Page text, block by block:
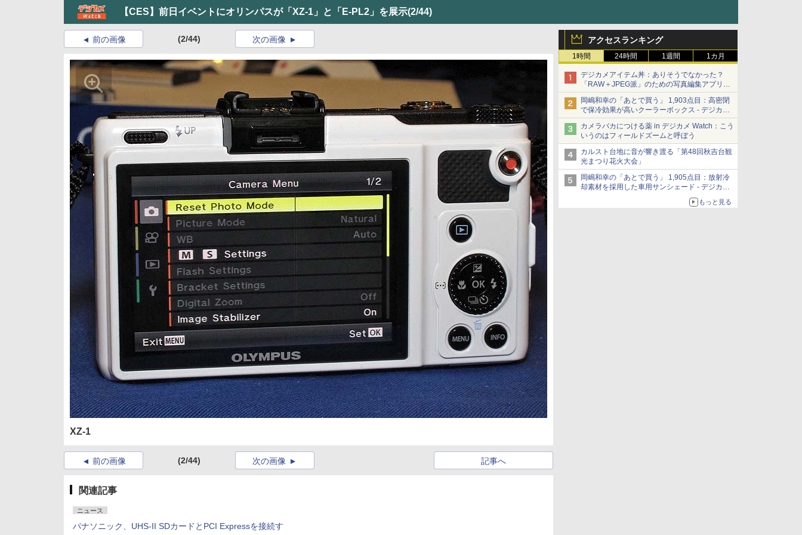
【CES】前日イベントにオリンパスが「XZ-1」と「E-PL2」を展示(2/44)
アクセスランキング
1時間 24時間 1週間 1カ月
デジカメアイテム丼：ありそうでなかった？
「RAW＋JPEG派」のための写真編集アプリ
カメラデフォルトのJPEGを大切にする
「Filmator」
岡嶋和幸の「あとで買う」 1,903点目：高密閉
で保冷効果が高いクーラーボックス - デジカメ
Watch
カメラバカにつける薬 in デジカメ Watch：こう
いうのはフィールドズームと呼ぼう
カルスト台地に音が響き渡る「第48回秋吉台観
光まつり花火大会」
岡嶋和幸の「あとで買う」 1,905点目：放射冷
却素材を採用した車用サンシェード - デジカメ
もっと見る
前の画像 (2/44) 次の画像
XZ-1
前の画像 (2/44) 記事へ
次の画像
関連記事
ニュース
パナソニック、UHS-II SDカードとPCI Expressを接続す